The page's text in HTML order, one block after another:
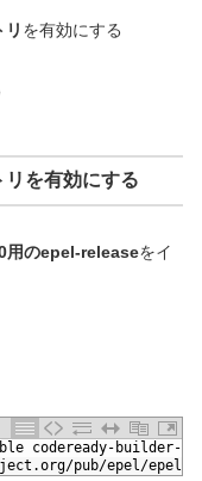
を有効にする
を有効にする
用のepel-releaseをイ
codeready-builder-
pub/epel/epel-